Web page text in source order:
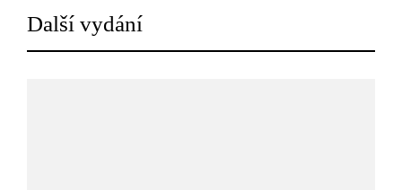
Další vydání